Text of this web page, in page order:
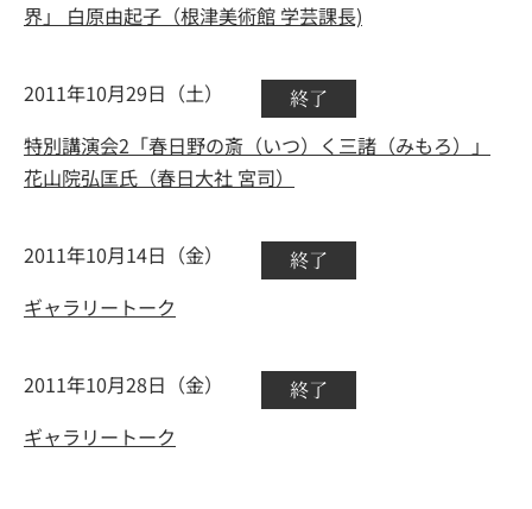
界」 白原由起子（根津美術館 学芸課長)
2011年10月29日（土）
終了
特別講演会2「春日野の斎（いつ）く三諸（みもろ）」
花山院弘匡氏（春日大社 宮司）
2011年10月14日（金）
終了
ギャラリートーク
2011年10月28日（金）
終了
ギャラリートーク